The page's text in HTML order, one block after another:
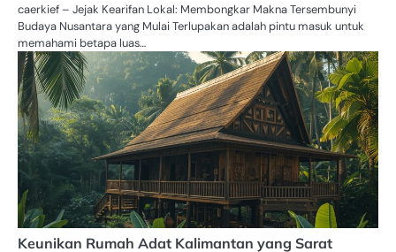
caerkief – Jejak Kearifan Lokal: Membongkar Makna Tersembunyi
Budaya Nusantara yang Mulai Terlupakan adalah pintu masuk untuk
memahami betapa luas…
Keunikan Rumah Adat Kalimantan yang Sarat